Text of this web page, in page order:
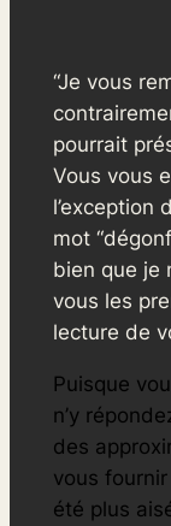
“Je vous
pourrait
Vous vous
l’exception
mot
bien que je
vous les
lecture de
Puisque
n’y
des
vous
été plus